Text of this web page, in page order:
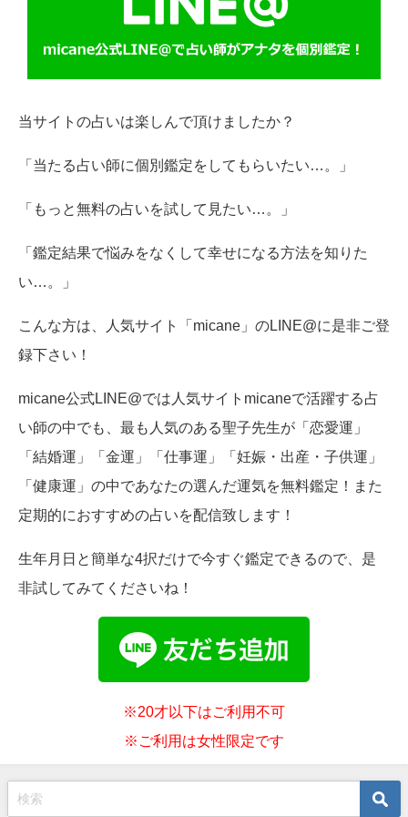
当サイトの占いは楽しんで頂けましたか？
「当たる占い師に個別鑑定をしてもらいたい…。」
「もっと無料の占いを試して見たい…。」
「鑑定結果で悩みをなくして幸せになる方法を知りた
い…。」
こんな方は、人気サイト「micane」のLINE@に是非ご登
録下さい！
micane公式LINE@では人気サイトmicaneで活躍する占
い師の中でも、最も人気のある聖子先生が「恋愛運」
「結婚運」「金運」「仕事運」「妊娠・出産・子供運」
「健康運」の中であなたの選んだ運気を無料鑑定！また
定期的におすすめの占いを配信致します！
生年月日と簡単な4択だけで今すぐ鑑定できるので、是
非試してみてくださいね！
※20才以下はご利用不可
※ご利用は女性限定です